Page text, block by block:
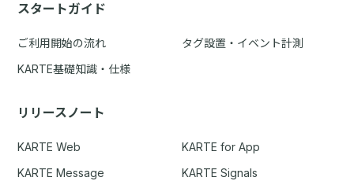
スタートガイド
ご利用開始の流れ
タグ設置・イベント計測
KARTE基礎知識・仕様
リリースノート
KARTE Web
KARTE for App
KARTE Message
KARTE Signals